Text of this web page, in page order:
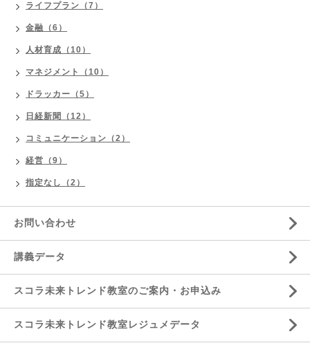
ライフプラン（7）
金融（6）
人材育成（10）
マネジメント（10）
ドラッカー（5）
日経新聞（12）
コミュニケーション（2）
経営（9）
指定なし（2）
お問い合わせ
講義データ
スコラ未来トレンド教室のご案内・お申込み
スコラ未来トレンド教室レジュメデータ